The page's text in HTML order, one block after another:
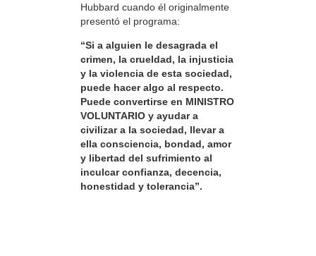
Hubbard cuando él originalmente
presentó el programa:
“Si a alguien le desagrada el
crimen, la crueldad, la injusticia
y la violencia de esta sociedad,
puede hacer algo al respecto.
Puede convertirse en MINISTRO
VOLUNTARIO y ayudar a
civilizar a la sociedad, llevar a
ella consciencia, bondad, amor
y libertad del sufrimiento al
inculcar confianza, decencia,
honestidad y tolerancia”.